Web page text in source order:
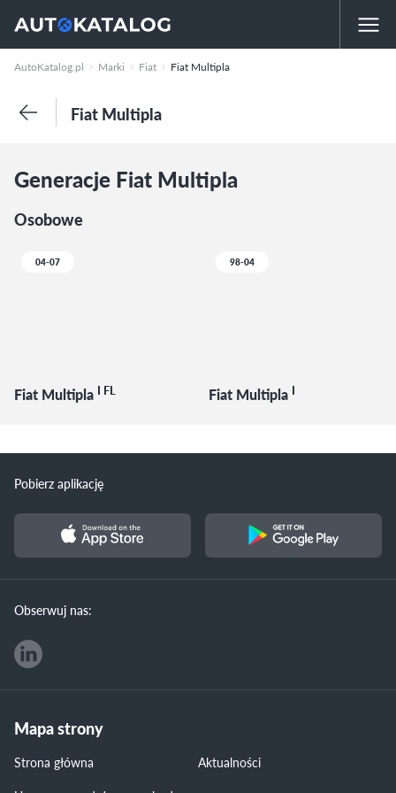
AutoKatalog.pl Marki Fiat Fiat Multipla
Fiat Multipla
Generacje Fiat Multipla
Osobowe
04-07
Fiat Multipla I FL
98-04
Fiat Multipla I
Pobierz aplikację
Obserwuj nas:
Mapa strony
Strona główna
Aktualności